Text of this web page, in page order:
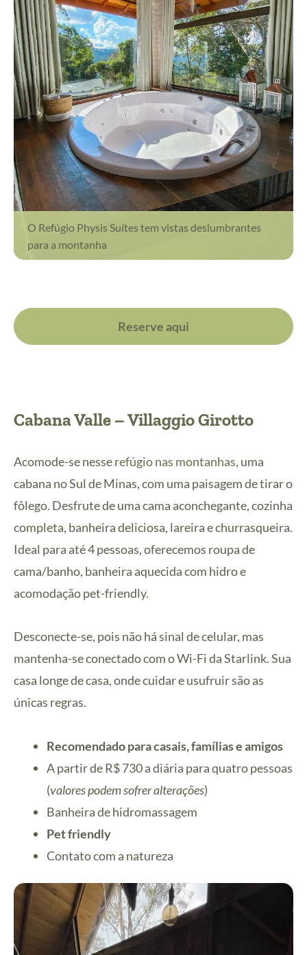
O Refúgio Physis Suítes tem vistas deslumbrantes
para a montanha
Reserve aqui
Cabana Valle – Villaggio Girotto
Acomode-se nesserefúgio nas montanhas, uma
cabana no Sul de Minas, com uma paisagem de tirar o
fôlego. Desfrute de uma cama aconchegante, cozinha
completa, banheira deliciosa, lareira e churrasqueira.
Ideal para até 4 pessoas, oferecemos roupa de
cama/banho, banheira aquecida com hidro e
acomodação pet-friendly.
Desconecte-se, pois não há sinal de celular, mas
mantenha-se conectado com o Wi-Fi da Starlink. Sua
casa longe de casa, onde cuidar e usufruir são as
únicas regras.
Recomendado para casais, famílias e amigos
A partir de R$ 730 a diária para quatro pessoas
(valores podem sofrer alterações)
Banheira de hidromassagem
Pet friendly
Contato com a natureza